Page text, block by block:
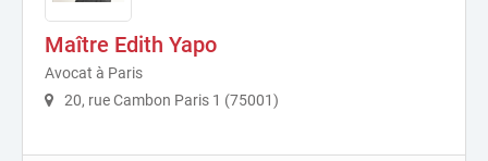
Maître Edith Yapo
Avocat à Paris
20, rue Cambon Paris 1 (75001)